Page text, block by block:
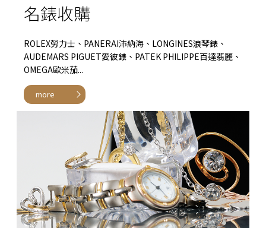
名錶收購
ROLEX勞力士、PANERAI沛納海、LONGINES浪琴錶、
AUDEMARS PIGUET愛彼錶、PATEK PHILIPPE百達翡麗、
OMEGA歐米茄...
more